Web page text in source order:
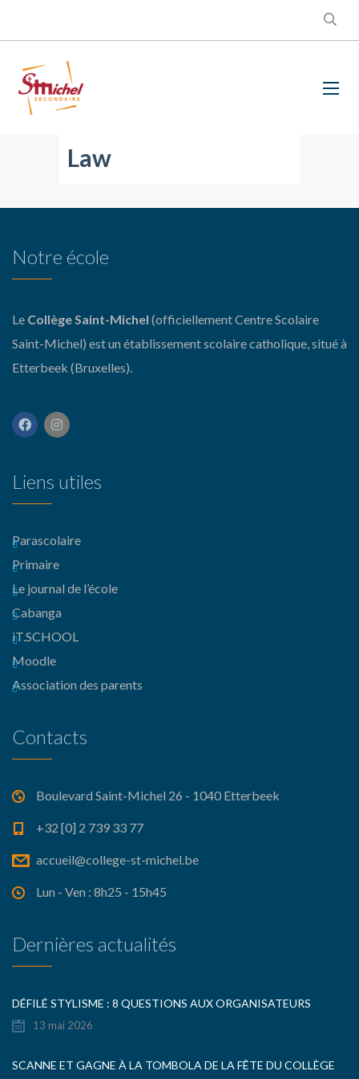
Law
Notre école
Le Collège Saint-Michel (officiellement Centre Scolaire
Saint-Michel) est un établissement scolaire catholique, situé à
Etterbeek (Bruxelles).
Liens utiles
Parascolaire
Primaire
Le journal de l’école
Cabanga
iT.SCHOOL
Moodle
Association des parents
Contacts
Boulevard Saint-Michel 26 - 1040 Etterbeek
+32 [0] 2 739 33 77
accueil@college-st-michel.be
Lun - Ven : 8h25 - 15h45
Dernières actualités
DÉFILÉ STYLISME : 8 QUESTIONS AUX ORGANISATEURS
13 mai 2026
SCANNE ET GAGNE À LA TOMBOLA DE LA FÊTE DU COLLÈGE